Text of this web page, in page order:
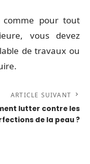
comme pour tout
vous devez
de travaux ou
ARTICLE SUIVANT
lutter contre les
de la peau ?